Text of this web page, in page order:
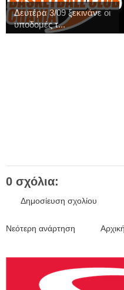
Δευτέρα 3/09 ξεκινάνε οι
υποδομές τ...
0 σχόλια:
Δημοσίευση σχολίου
Νεότερη ανάρτηση